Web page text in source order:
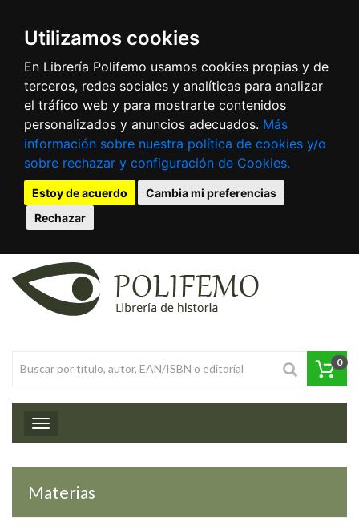
Utilizamos cookies
En Librería Polifemo usamos cookies propias y de
terceros, redes sociales y analíticas para analizar
el tráfico web y para mostrarte contenidos
personalizados y anuncios adecuados. Más
información sobre nuestra política de cookies y/o
sobre rechazar y configuración de Cookies.
Estoy de acuerdo
Cambia mi preferencias
Rechazar
0
Toggle navigation
Materias